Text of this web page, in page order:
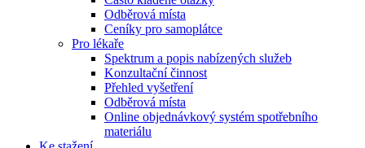
Odběrová místa
Ceníky pro samoplátce
Pro lékaře
Spektrum a popis nabízených služeb
Konzultační činnost
Přehled vyšetření
Odběrová místa
Online objednávkový systém spotřebního
materiálu